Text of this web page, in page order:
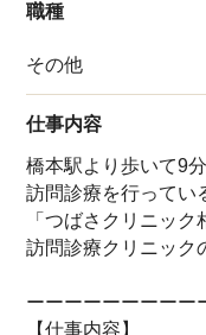
職種
その他
仕事内容
橋本駅より歩いて9分
訪問診療を行ってい
「つばさクリニック
訪問診療クリニック
ーーーーーーーーー
【仕事内容】